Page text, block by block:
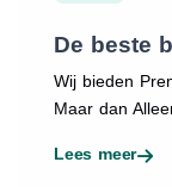
De beste
Wij bieden
Maar dan
Lees meer